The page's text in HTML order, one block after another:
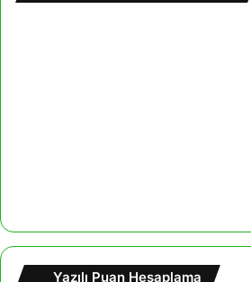
Yazılı Puan Hesaplama